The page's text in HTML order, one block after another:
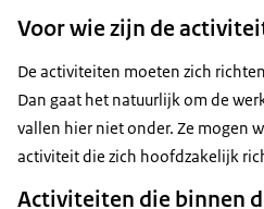
Voor wie zijn de
De activiteiten moeten zich
Dan gaat het natuurlijk om de
vallen hier niet onder. Ze mogen
activiteit die zich hoofdzakelijk
Activiteiten die binnen